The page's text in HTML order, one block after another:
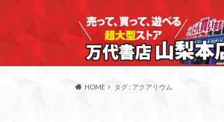
HOME タグ : アクアリウム